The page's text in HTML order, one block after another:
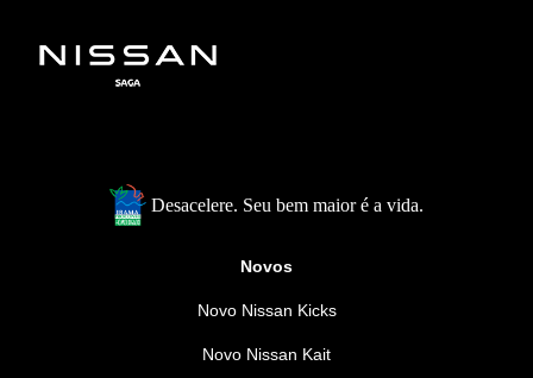
Desacelere. Seu bem maior é a vida.
Novos
Novo Nissan Kicks
Novo Nissan Kait